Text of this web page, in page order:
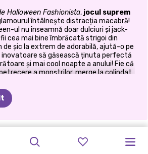
Halloween Fashionista, jocul suprem
întâlnește distracția macabră!
ul nu înseamnă doar dulciuri și jack-
cea mai bine îmbrăcată strigoi din
de șic la extrem de adorabilă, ajută-o pe
să găsească ținuta perfectă
și mai cool noapte a anului! Fie că
a monștrilor, merge la colindat
ei fabuloasă de Halloween.
cu frica
fuste de dovleac și robe de vrăjitoare
SCLIPICIULUI
BOX:
AL
ÎN
KARDASHIANS
PETRECEREA